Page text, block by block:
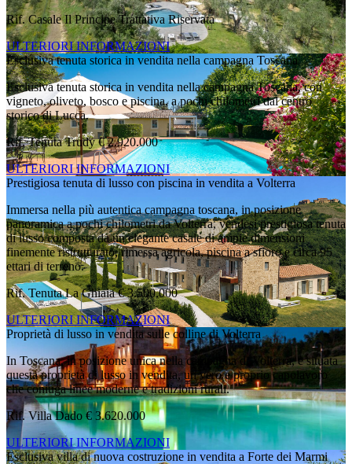
Rif. Casale Il PrincipeTrattativa Riservata
ULTERIORI INFORMAZIONI
Esclusiva tenuta storica in vendita nella campagna Toscana
Esclusiva tenuta storica in vendita nella campagna Toscana, con
vigneto, oliveto, bosco e piscina, a pochi chilometri dal centro
storico di Lucca.
Rif. Tenuta Trudy€ 2.920.000
ULTERIORI INFORMAZIONI
Prestigiosa tenuta di lusso con piscina in vendita a Volterra
Immersa nella più autentica campagna toscana, in posizione
panoramica a pochi chilometri da Volterra, vendesi prestigiosa tenuta
di lusso composta da un elegante casale di ampie dimensioni
finemente ristrutturato, rimessa agricola, piscina a sfioro e circa 95
ettari di terreno.
Rif. Tenuta La Ghiaia€ 3.500.000
ULTERIORI INFORMAZIONI
Proprietà di lusso in vendita sulle colline di Volterra
In Toscana, in posizione unica nella campagna di Volterra, è situata
questa proprietà di lusso in vendita, un vero e proprio capolavoro
che coniuga linee moderne e tradizioni rurali.
Rif. Villa Dado € 3.620.000
ULTERIORI INFORMAZIONI
Esclusiva villa di nuova costruzione in vendita a Forte dei Marmi